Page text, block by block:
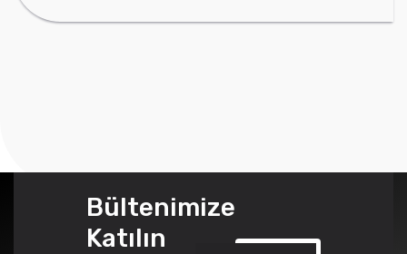
Bültenimize
Katılın